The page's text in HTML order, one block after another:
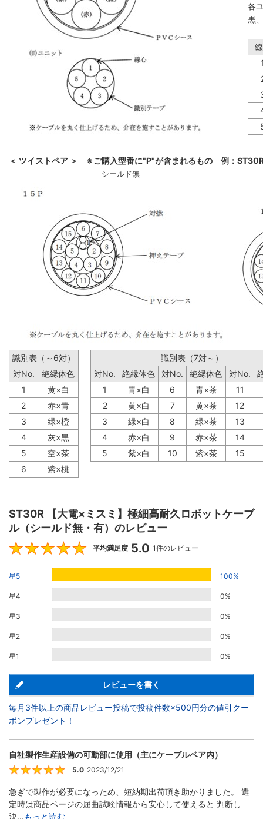
各
黒
＜ ツイストペア ＞ ※ご購入型番に"P"が含まれるもの 例：
シールド無
識別表（～6対）
対No.
絶縁体色
1
黄×白
2
赤×青
3
緑×橙
4
灰×黒
5
空×茶
6
紫×桃
識別表（7対～）
対No.
絶縁体色 対No. 絶縁体色 対No.
1
青×白 6 青×茶 11
2
黄×白 7 黄×茶 12
3
緑×白 8 緑×茶 13
4
赤×白 9 赤×茶 14
5
紫×白 10 紫×茶 15
ST30R 【大電×ミスミ】極細高耐久ロボットケーブ
ル（シールド無・有）のレビュー
5
平均満足度 5.0 1件のレビュー
星5 100%
星4 0%
星3 0%
星2 0%
星1 0%
レビューを書く
毎月3件以上の商品レビュー投稿で投稿件数×500円分の値引クー
ポンプレゼント！
自社製作生産設備の可動部に使用（主にケーブルベア内）
5.0 2023/12/21
急ぎで製作が必要になっため、短納期出荷頂き助かりました。 選
定時は商品ページの屈曲試験情報から安心して使えると 判断し
決...もっと読む